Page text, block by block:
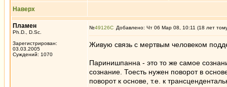
Наверх
Пламен
Ph.D., D.Sc.
Зарегистрирован:
03.03.2005
Суждений: 1070
№49126 Добавлено: Чт 06 Мар 08, 10:11 (18 лет
Живую связь с мертвым человеком
Паринишпанна - это то же самое
сознание. Тоесть нужен поворот в
поворот к основе, т.е. к